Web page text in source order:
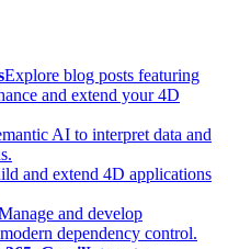
Explore blog posts featuring
and extend your 4D
AI to interpret data and
and extend 4D applications
and develop
dependency control.